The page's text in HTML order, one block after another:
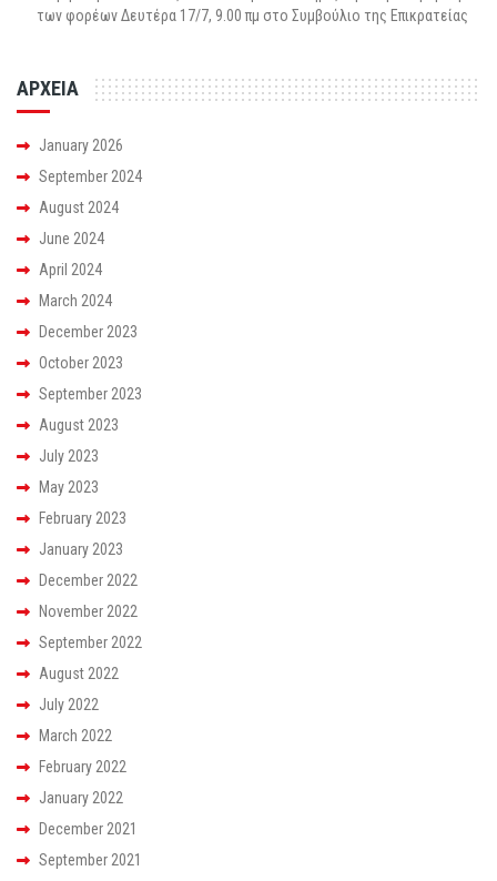
των φορέων Δευτέρα 17/7, 9.00 πμ στο Συμβούλιο της Επικρατείας
ΑΡΧΕΙΑ
January 2026
September 2024
August 2024
June 2024
April 2024
March 2024
December 2023
October 2023
September 2023
August 2023
July 2023
May 2023
February 2023
January 2023
December 2022
November 2022
September 2022
August 2022
July 2022
March 2022
February 2022
January 2022
December 2021
September 2021